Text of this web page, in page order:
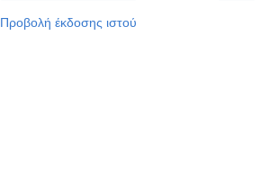
Προβολή έκδοσης ιστού